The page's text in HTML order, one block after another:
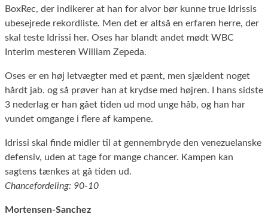
BoxRec, der indikerer at han for alvor bør kunne true Idrissis
ubesejrede rekordliste. Men det er altså en erfaren herre, der
skal teste Idrissi her. Oses har blandt andet mødt WBC
Interim mesteren William Zepeda.
Oses er en høj letvægter med et pænt, men sjældent noget
hårdt jab. og så prøver han at krydse med højren. I hans sidste
3 nederlag er han gået tiden ud mod unge håb, og han har
vundet omgange i flere af kampene.
Idrissi skal finde midler til at gennembryde den venezuelanske
defensiv, uden at tage for mange chancer. Kampen kan
sagtens tænkes at gå tiden ud.
Chancefordeling: 90-10
Mortensen-Sanchez